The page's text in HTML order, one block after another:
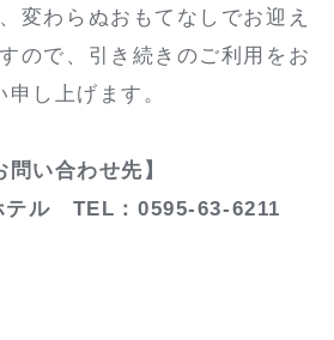
変わらぬおもてなしでお迎え
ので、引き続きのご利用をお
申し上げます。
問い合わせ先】
テル TEL：0595-63-6211